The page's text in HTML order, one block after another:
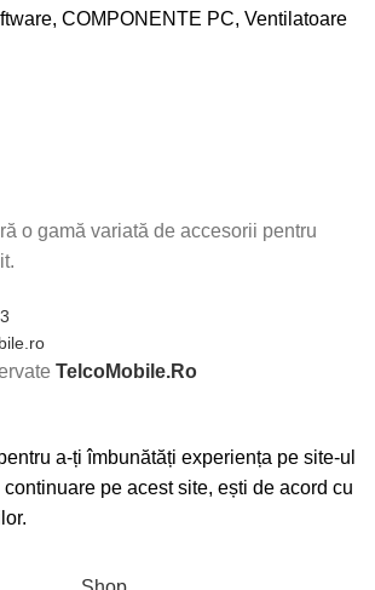
, COMPONENTE PC, Ventilatoare
o gamă variată de accesorii pentru
TelcoMobile.Ro
a-ți îmbunătăți experiența pe site-ul
pe acest site, ești de acord cu